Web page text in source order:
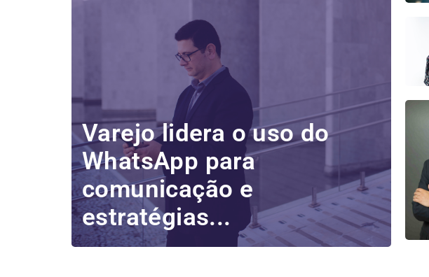
Varejo lidera o uso do
WhatsApp para
comunicação e
estratégias...